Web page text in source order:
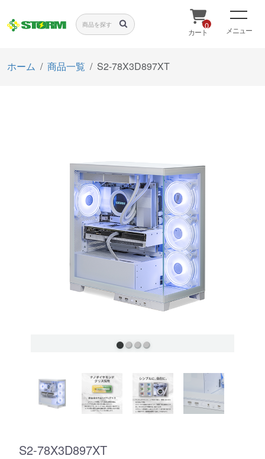
0
カート メニュー
ホーム 商品一覧 S2-78X3D897XT
S2-78X3D897XT